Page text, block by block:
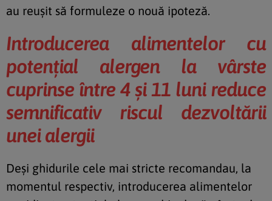
au reușit să formuleze o nouă ipoteză.
Introducerea alimentelor cu
potențial alergen la vârste
cuprinse între 4 și 11 luni reduce
semnificativ riscul dezvoltării
unei alergii
Deși ghidurile cele mai stricte recomandau, la
momentul respectiv, introducerea alimentelor